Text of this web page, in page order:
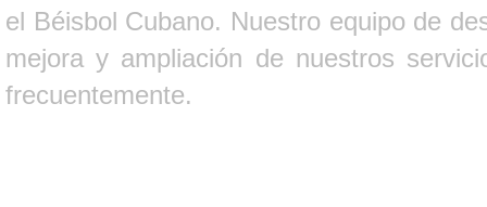
el Béisbol Cubano. Nuestro equipo de
mejora y ampliación de nuestros
frecuentemente.